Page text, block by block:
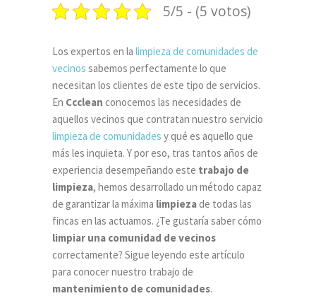
5/5 - (5 votos)
Los expertos en la limpieza de comunidades de
vecinos sabemos perfectamente lo que
necesitan los clientes de este tipo de servicios.
En Ccclean conocemos las necesidades de
aquellos vecinos que contratan nuestro servicio
limpieza de comunidades y qué es aquello que
más les inquieta. Y por eso, tras tantos años de
experiencia desempeñando este trabajo de
limpieza, hemos desarrollado un método capaz
de garantizar la máxima limpiezade todas las
fincas en las actuamos. ¿Te gustaría saber cómo
limpiar una comunidad de vecinos
correctamente? Sigue leyendo este artículo
para conocer nuestro trabajo de
mantenimiento de comunidades.